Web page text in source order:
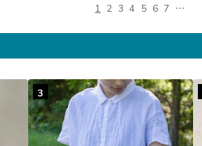
1 2 3 4 5 6 7 …
3